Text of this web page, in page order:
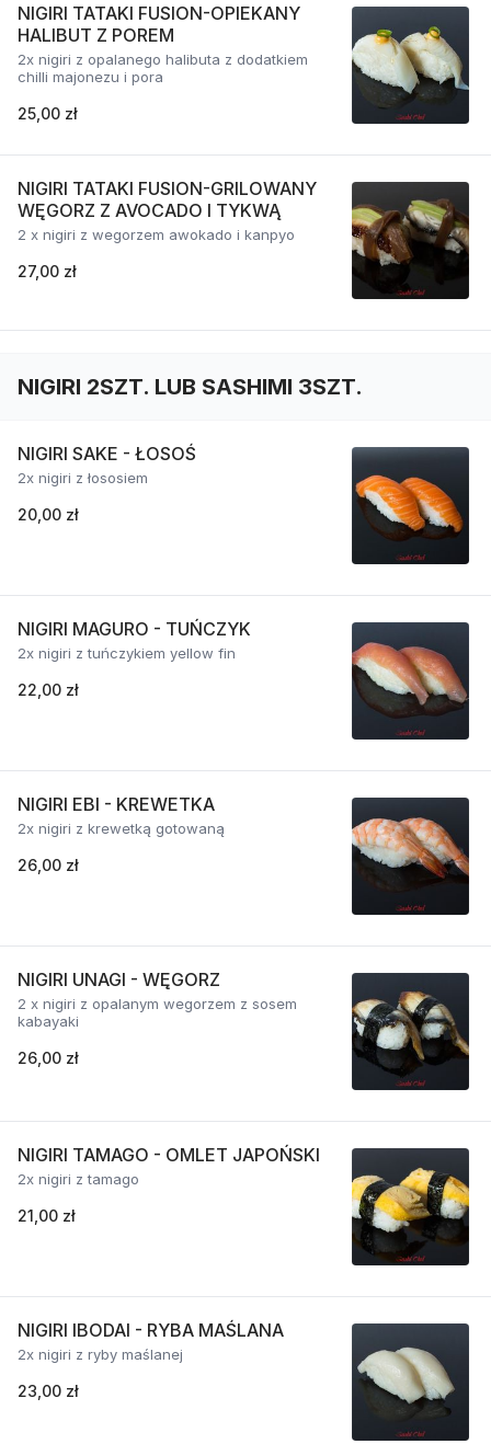
NIGIRI TATAKI FUSION-OPIEKANY
HALIBUT Z POREM
2x nigiri z opalanego halibuta z dodatkiem
chilli majonezu i pora
25,00 zł
NIGIRI TATAKI FUSION-GRILOWANY
WĘGORZ Z AVOCADO I TYKWĄ
2 x nigiri z wegorzem awokado i kanpyo
27,00 zł
NIGIRI 2SZT. LUB SASHIMI 3SZT.
NIGIRI SAKE - ŁOSOŚ
2x nigiri z łososiem
20,00 zł
NIGIRI MAGURO - TUŃCZYK
2x nigiri z tuńczykiem yellow fin
22,00 zł
NIGIRI EBI - KREWETKA
2x nigiri z krewetką gotowaną
26,00 zł
NIGIRI UNAGI - WĘGORZ
2 x nigiri z opalanym wegorzem z sosem
kabayaki
26,00 zł
NIGIRI TAMAGO - OMLET JAPOŃSKI
2x nigiri z tamago
21,00 zł
NIGIRI IBODAI - RYBA MAŚLANA
2x nigiri z ryby maślanej
23,00 zł